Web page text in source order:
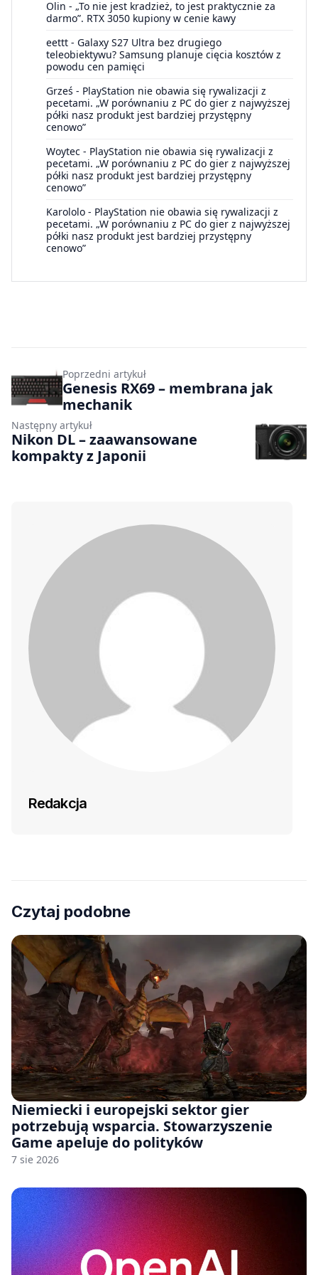
Olin - „To nie jest kradzież, to jest praktycznie za
darmo”. RTX 3050 kupiony w cenie kawy
eettt - Galaxy S27 Ultra bez drugiego
teleobiektywu? Samsung planuje cięcia kosztów z
powodu cen pamięci
Grześ - PlayStation nie obawia się rywalizacji z
pecetami. „W porównaniu z PC do gier z najwyższej
półki nasz produkt jest bardziej przystępny
cenowo”
Woytec - PlayStation nie obawia się rywalizacji z
pecetami. „W porównaniu z PC do gier z najwyższej
półki nasz produkt jest bardziej przystępny
cenowo”
Karololo - PlayStation nie obawia się rywalizacji z
pecetami. „W porównaniu z PC do gier z najwyższej
półki nasz produkt jest bardziej przystępny
cenowo”
Poprzedni artykuł
Genesis RX69 – membrana jak
mechanik
Następny artykuł
Nikon DL – zaawansowane
kompakty z Japonii
Redakcja
Czytaj podobne
Niemiecki i europejski sektor gier
potrzebują wsparcia. Stowarzyszenie
Game apeluje do polityków
7 sie 2026